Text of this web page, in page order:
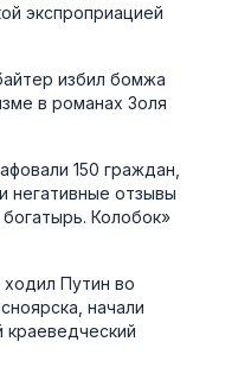
экспроприацией
избил бомжа
в романах Золя
150 граждан,
негативные отзывы
Колобок»
Путин во
начали
краеведческий